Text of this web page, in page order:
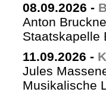
08.09.2026 -
Anton
Staatskapelle
11.09.2026 -
Jules
Musikalische